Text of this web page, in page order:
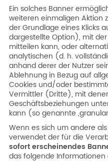
Ein solches Banner
weiteren einmaligen Aktion
der Grundlage eines Klicks
dargestellte Option), mit
mitteilen kann, oder
analytischen (d. h.
anhand derer der Nutzer
Ablehnung in Bezug auf
Cookies und/oder
Vermittler (Dritte), mit
Geschäftsbeziehungen
kann (so genannte
Wenn es sich um andere
verwendet der für die
sofort erscheinendes
das folgende Informationen